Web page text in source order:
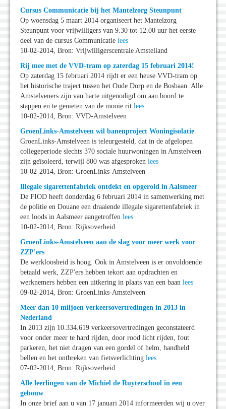
Cursus Communicatie bij het Mantelzorg Steunpunt
Op woensdag 5 maart 2014 organiseert het Mantelzorg
Steunpunt voor vrijwilligers van 9.30 tot 12.00 uur het eerste
deel van de cursus Communicatie lees
10-02-2014, Bron: Vrijwilligerscentrale Amstelland
Rij mee met de VVD-tram op zaterdag 15 februari 2014!
Op zaterdag 15 februari 2014 rijdt er een heuse VVD-tram op
het historische traject tussen het Oude Dorp en de Bosbaan. Alle
Amstelveners zijn van harte uitgenodigd om aan boord te
stappen en te genieten van de mooie rit lees
10-02-2014, Bron: VVD-Amstelveen
GroenLinks-Amstelveen wil banenproject Woningisolatie
GroenLinks-Amstelveen is teleurgesteld, dat in de afgelopen
collegeperiode slechts 370 sociale huurwoningen in Amstelveen
zijn geïsoleerd, terwijl 800 was afgesproken lees
10-02-2014, Bron: GroenLinks-Amstelveen
Illegale sigarettenfabriek ontdekt en opgerold in Aalsmeer
De FIOD heeft donderdag 6 februari 2014 in samenwerking met
de politie en Douane een draaiende illegale sigarettenfabriek in
een loods in Aalsmeer aangetroffen lees
10-02-2014, Bron: Rijksoverheid
GroenLinks-Amstelveen aan de slag voor meer werk voor
ZZP'ers
De werkloosheid is hoog. Ook in Amstelveen is er onvoldoende
betaald werk, ZZP'ers hebben tekort aan opdrachten en
werknemers hebben een uitkering in plaats van een baan lees
09-02-2014, Bron: GroenLinks-Amstelveen
Meer dan 10 miljoen verkeersovertredingen in 2013 in
Nederland
In 2013 zijn 10.334.619 verkeersovertredingen geconstateerd
voor onder meer te hard rijden, door rood licht rijden, fout
parkeren, het niet dragen van een gordel of helm, handheld
bellen en het ontbreken van fietsverlichting lees
07-02-2014, Bron: Rijksoverheid
Alle leerlingen van de Michiel de Ruyterschool in een
gebouw
In onze brief aan u van 17 januari 2014 informeerden wij u over